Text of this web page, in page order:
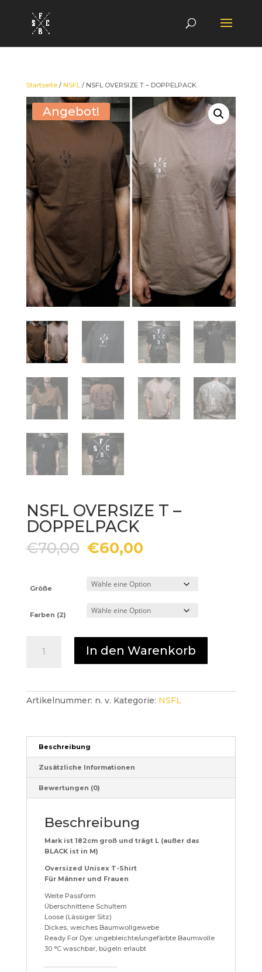
Startseite/ NSFL/ NSFL OVERSIZE T – DOPPELPACK
Angebot!
NSFL OVERSIZE T –
DOPPELPACK
€70,00 Ursprünglicher
Preis
€70,00
€60,00Aktueller
€60,00.
Größe
Farben (2)
OVERSIZE
Menge
In den Warenkorb
Artikelnummer: n. v. Kategorie: NSFL
Beschreibung
Zusätzliche Informationen
Bewertungen (0)
Beschreibung
Mark ist 182cm groß und trägt L (außer das
BLACK ist in M)
Oversized Unisex T-Shirt
Für Männer und Frauen
Weite Passform
Überschnittene Schultern
Loose (Lässiger Sitz)
Dickes, weiches Baumwollgewebe
Ready For Dye: ungebleichte/ungefärbte Baumwolle
30 °C waschbar, bügeln erlaubt